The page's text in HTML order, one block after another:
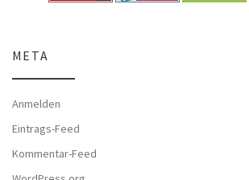
META
Anmelden
Eintrags-Feed
Kommentar-Feed